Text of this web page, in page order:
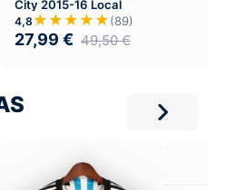
City 2015-16 Local
4,8 ★★★★★(89)
27,99 € 49,50€